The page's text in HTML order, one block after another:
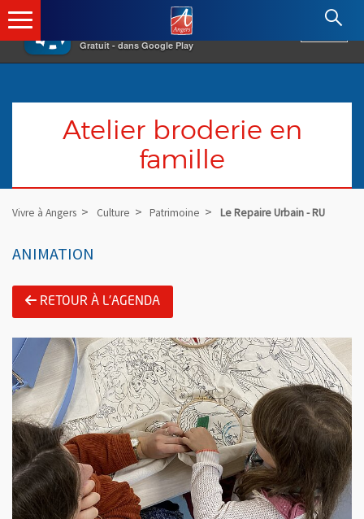
×
Gratuit - dans Google Play
Angers.fr : Retour à l'accueil
Atelier broderie en
famille
Vivre à Angers Culture Patrimoine Le Repaire Urbain - RU
ANIMATION
RETOUR À L'AGENDA